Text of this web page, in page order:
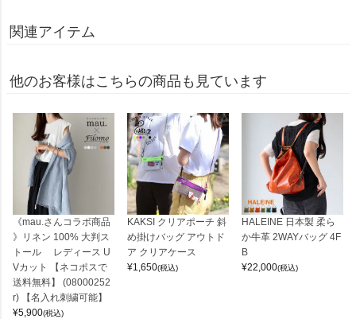
関連アイテム
他のお客様はこちらの商品も見ています
《mau.さんコラボ商品
》リネン 100% 大判ス
トール レディース U
Vカット 【ネコポスで
送料無料】 (08000252
r) 【名入れ刺繍可能】
¥5,900(税込)
KAKSI クリアポーチ 斜
め掛けバッグ アウトド
ア クリアケース
¥1,650(税込)
HALEINE 日本製 柔ら
か牛革 2WAYバッグ 4F
B
¥22,000(税込)